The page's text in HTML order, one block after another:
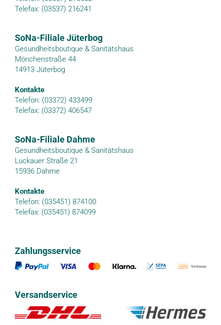
Telefax: (03537) 216241
SoNa-Filiale Jüterbog
Gesundheitsboutique & Sanitätshaus
Mönchenstraße 44
14913 Jüterbog
Kontakte
Telefon: (03372) 433499
Telefax: (03372) 406547
SoNa-Filiale Dahme
Gesundheitsboutique & Sanitätshaus
Luckauer Straße 21
15936 Dahme
Kontakte
Telefon: (035451) 874100
Telefax: (035451) 874099
Zahlungsservice
Versandservice